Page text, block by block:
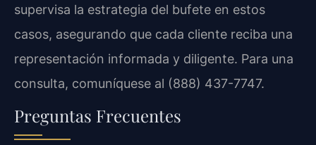
supervisa la estrategia del bufete en estos
casos, asegurando que cada cliente reciba una
representación informada y diligente. Para una
consulta, comuníquese al (888) 437-7747.
Preguntas Frecuentes